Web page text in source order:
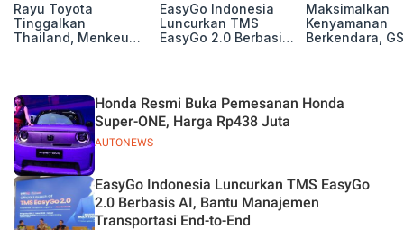
Rayu Toyota
Tinggalkan
Thailand, Menkeu
Basis Produksi
ASEAN
EasyGo Indonesia
Luncurkan TMS
EasyGo 2.0 Berbasis
Maksimalkan
Kenyamanan
Berkendara,
2026
AUTONEWS
Honda Resmi Buka Pemesanan Honda
Super-ONE, Harga Rp438 Juta
EasyGo Indonesia Luncurkan TMS EasyGo
2.0 Berbasis AI, Bantu Manajemen
Transportasi End-to-End